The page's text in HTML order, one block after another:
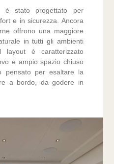
è stato progettato per
e in sicurezza. Ancora
offrono una maggiore
in tutti gli ambienti
è caratterizzato
e ampio spazio chiuso
pensato per esaltare la
a bordo, da godere in